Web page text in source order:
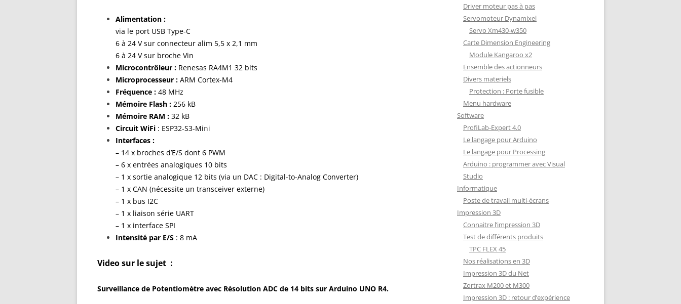
Alimentation :
via le port USB Type-C
6 à 24 V sur connecteur alim 5,5 x 2,1 mm
6 à 24 V sur broche Vin
Microcontrôleur : Renesas RA4M1 32 bits
Microprocesseur : ARM Cortex-M4
Fréquence : 48 MHz
Mémoire Flash : 256 kB
Mémoire RAM : 32 kB
Circuit WiFi : ESP32-S3-Mini
Interfaces :
– 14 x broches d’E/S dont 6 PWM
– 6 x entrées analogiques 10 bits
– 1 x sortie analogique 12 bits (via un DAC : Digital-to-Analog Converter)
– 1 x CAN (nécessite un transceiver externe)
– 1 x bus I2C
– 1 x liaison série UART
– 1 x interface SPI
Intensité par E/S : 8 mA
Video sur le sujet :
Surveillance de Potentiomètre avec Résolution ADC de 14 bits sur Arduino UNO R4.
Driver moteur pas à pas
Servomoteur Dynamixel
Servo Xm430-w350
Carte Dimension Engineering
Module Kangaroo x2
Ensemble des actionneurs
Divers materiels
Protection : Porte fusible
Menu hardware
Software
ProfiLab-Expert 4.0
Le langage pour Arduino
Le langage pour Processing
Arduino : programmer avec Visual
Studio
Informatique
Poste de travail multi-écrans
Impression 3D
Connaitre l’impression 3D
Test de différents produits
TPC FLEX 45
Nos réalisations en 3D
Impression 3D du Net
Zortrax M200 et M300
Impression 3D : retour d’expérience